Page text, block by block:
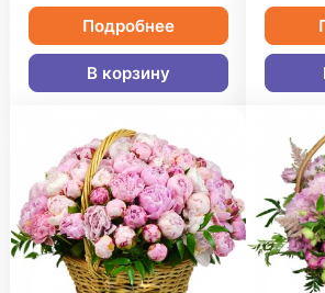
Подробнее
В корзину